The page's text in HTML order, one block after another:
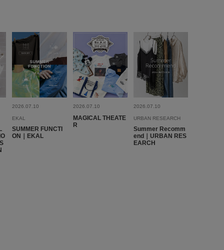
2026.07.10
EKAL
SUMMER FUNCTI
ON｜EKAL
2026.07.10
MAGICAL THEATE
R
2026.07.10
URBAN RESEARCH
Summer Recomm
end｜URBAN RES
EARCH